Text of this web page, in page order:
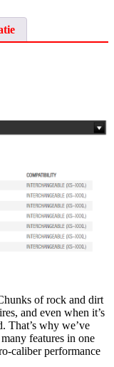
of rock and dirt
and even when it’s
That’s why we’ve
features in one
caliber performance